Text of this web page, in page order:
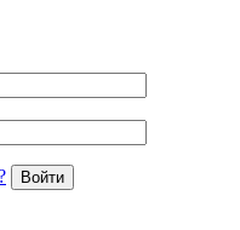
Войти